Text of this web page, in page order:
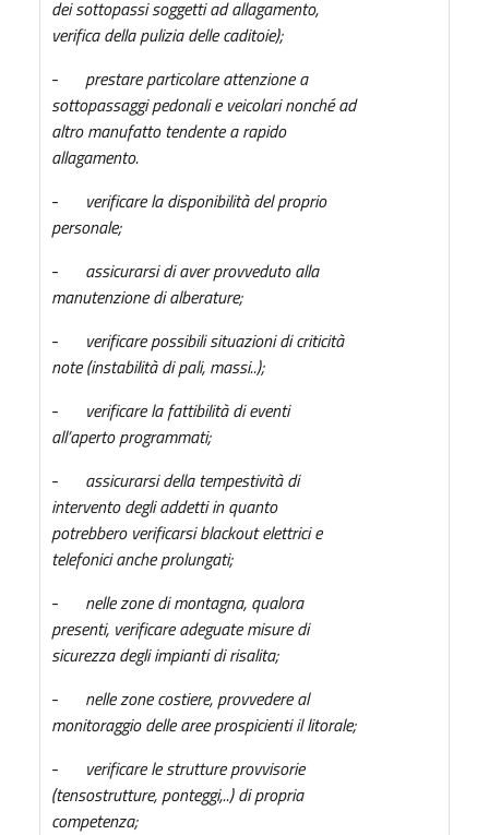
dei sottopassi soggetti ad allagamento,
verifica della pulizia delle caditoie);
- prestare particolare attenzione a
sottopassaggi pedonali e veicolari nonché ad
altro manufatto tendente a rapido
allagamento.
- verificare la disponibilità del proprio
personale;
- assicurarsi di aver provveduto alla
manutenzione di alberature;
- verificare possibili situazioni di criticità
note (instabilità di pali, massi..);
- verificare la fattibilità di eventi
all’aperto programmati;
- assicurarsi della tempestività di
intervento degli addetti in quanto
potrebbero verificarsi blackout elettrici e
telefonici anche prolungati;
- nelle zone di montagna, qualora
presenti, verificare adeguate misure di
sicurezza degli impianti di risalita;
- nelle zone costiere, provvedere al
monitoraggio delle aree prospicienti il litorale;
- verificare le strutture provvisorie
(tensostrutture, ponteggi,..) di propria
competenza;